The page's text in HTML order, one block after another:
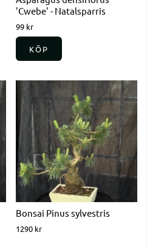
'Cwebe' - Natalsparris
99 kr
KÖP
Bonsai Pinus sylvestris
1290 kr